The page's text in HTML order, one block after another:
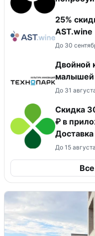
25%
AST.wine
До 30
Двойной
малышей
До 31
Скидка
₽ в
Доставка
До 15